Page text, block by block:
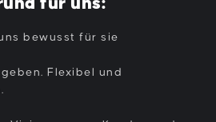
bewusst für sie
Flexibel und